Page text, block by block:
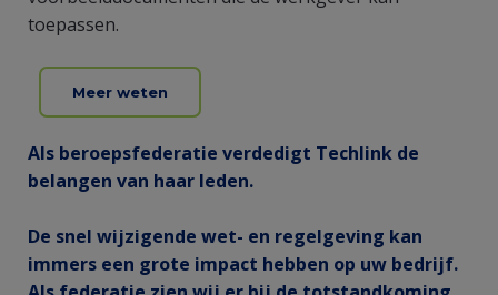
toepassen.
Meer weten
Als beroepsfederatie verdedigt Techlink de
belangen van haar leden.
De snel wijzigende wet- en regelgeving kan
immers een grote impact hebben op uw bedrijf.